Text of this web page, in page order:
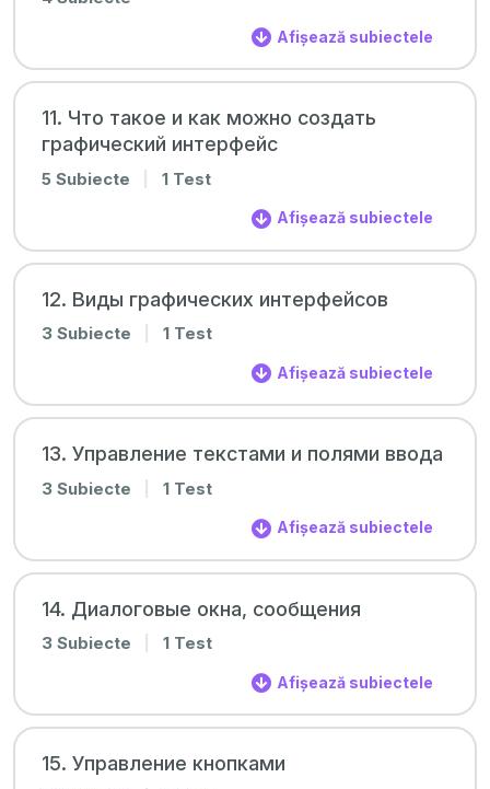
Afișează subiectele
11. Что такое и как можно создать
графический интерфейс
5 Subiecte 1 Test
Afișează subiectele
12. Виды графических интерфейсов
3 Subiecte 1 Test
Afișează subiectele
13. Управление текстами и полями ввода
3 Subiecte 1 Test
Afișează subiectele
14. Диалоговые окна, сообщения
3 Subiecte 1 Test
Afișează subiectele
15. Управление кнопками